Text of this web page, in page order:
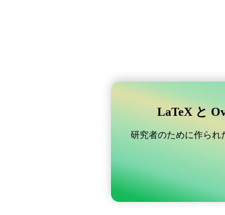
LaTeX と
研究者のために作られ